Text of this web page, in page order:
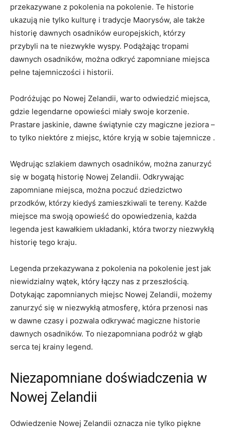
przekazywane ⁤z pokolenia na pokolenie.‍ Te historie
ukazują nie tylko kulturę⁣ i tradycje Maorysów, ale także
‌historię dawnych osadników europejskich, ‌którzy
przybyli na te niezwykłe wyspy. Podążając tropami
dawnych osadników, można odkryć zapomniane ⁣miejsca
pełne ‌tajemniczości i historii.
Podróżując po Nowej ⁢Zelandii, warto odwiedzić miejsca,
gdzie legendarne opowieści miały swoje ‌korzenie.
Prastare jaskinie, dawne ‌świątynie czy magiczne⁣ jeziora –
to tylko niektóre z miejsc, ⁣które kryją w sobie tajemnicze .
Wędrując szlakiem dawnych osadników, można zanurzyć
się w bogatą ⁣historię Nowej Zelandii. Odkrywając
zapomniane miejsca, można ​poczuć ⁢dziedzictwo
przodków, ‍którzy kiedyś zamieszkiwali⁣ te tereny. Każde
miejsce ma swoją‌ opowieść do opowiedzenia, każda
legenda jest kawałkiem układanki, która tworzy niezwykłą
historię tego kraju.
Legenda przekazywana z pokolenia na pokolenie jest jak
niewidzialny wątek, który łączy nas z ‌przeszłością.
Dotykając ‌zapomnianych miejsc Nowej Zelandii, możemy
zanurzyć się‍ w niezwykłą atmosferę, która przenosi nas
w dawne czasy‍ i pozwala odkrywać magiczne historie
dawnych osadników. To ⁣niezapomniana podróż w głąb
‍serca tej krainy legend.
Niezapomniane doświadczenia w
Nowej Zelandii
Odwiedzenie Nowej Zelandii ‌oznacza ⁣nie ‍tylko piękne